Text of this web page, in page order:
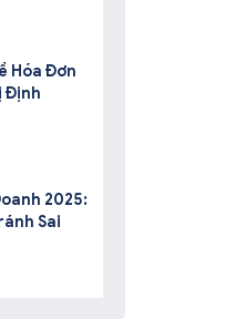
Hóa Đơn
Định
2025:
Sai